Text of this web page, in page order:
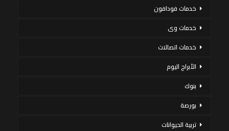
خدمات فودافون
خدمات وى
خدمات اتصالات
الأبراج اليوم
بنوك
بورصة
تربية الحيوانات